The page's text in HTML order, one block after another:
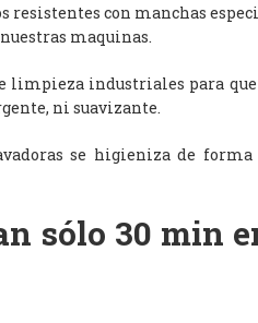
resistentes con manchas
maquinas.
limpieza industriales para
ni suavizante.
se higieniza de
sólo 30 min